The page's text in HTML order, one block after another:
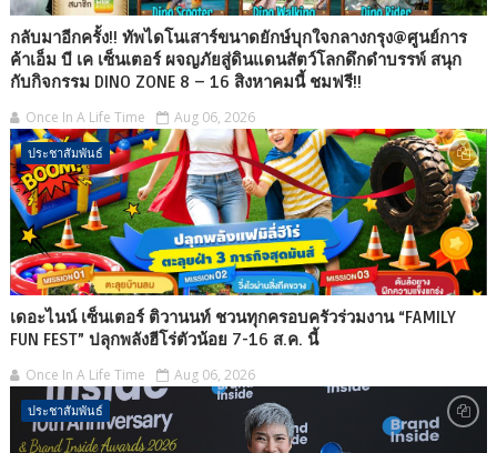
กลับมาอีกครั้ง!! ทัพไดโนเสาร์ขนาดยักษ์บุกใจกลางกรุง@ศูนย์การ
ค้าเอ็ม บี เค เซ็นเตอร์ ผจญภัยสู่ดินแดนสัตว์โลกดึกดำบรรพ์ สนุก
กับกิจกรรม DINO ZONE 8 – 16 สิงหาคมนี้ ชมฟรี!!
Once In A Life Time Aug 06, 2026
ประชาสัมพันธ์
เดอะไนน์ เซ็นเตอร์ ติวานนท์ ชวนทุกครอบครัวร่วมงาน “FAMILY
FUN FEST” ปลุกพลังฮีโร่ตัวน้อย 7-16 ส.ค. นี้
Once In A Life Time Aug 06, 2026
ประชาสัมพันธ์